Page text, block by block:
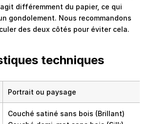
différemment du papier, ce qui
gondolement. Nous recommandons
des deux côtés pour éviter cela.
techniques
Portrait ou paysage
Couché satiné sans bois (Brillant)